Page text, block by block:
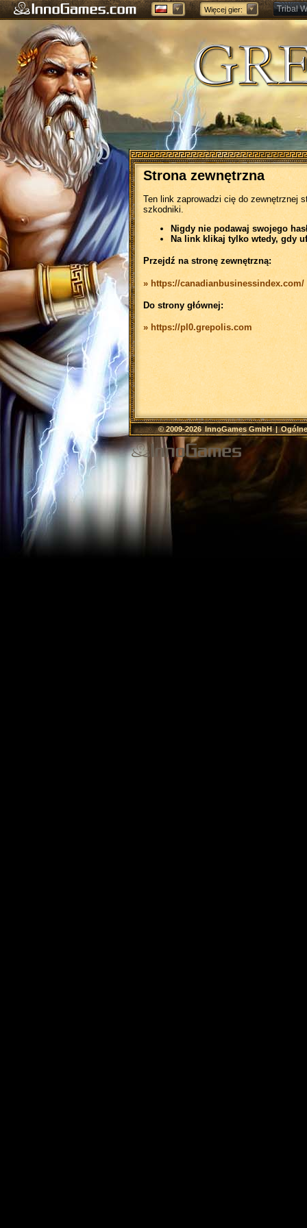
Więcej gier: Tribal
Forge
Strona zewnętrzna
Ten link zaprowadzi cię do zewnętrznej
szkodniki.
Nigdy nie podawaj swojego
Na link klikaj tylko wtedy, gdy
Przejdź na stronę zewnętrzną:
» https://canadianbusinessindex.com/
Do strony głównej:
» https://pl0.grepolis.com
© 2009-2026InnoGames GmbH|